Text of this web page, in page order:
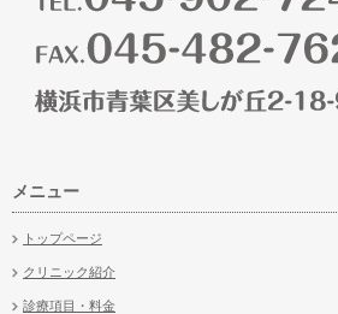
メニュー
トップページ
クリニック紹介
診療項目・料金